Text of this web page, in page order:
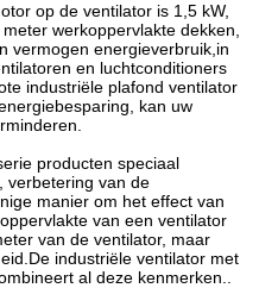
op de ventilator is 1,5 kW,
werkoppervlakte dekken,
vermogen energieverbruik,in
en luchtconditioners
industriële plafond ventilator
kan uw
producten speciaal
verbetering van de
manier om het effect van
van een ventilator
van de ventilator, maar
industriële ventilator met
al deze kenmerken..